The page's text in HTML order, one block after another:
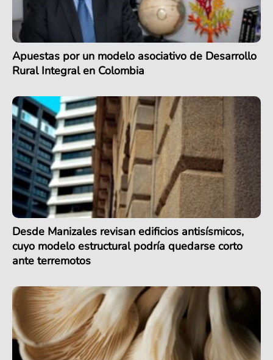
Apuestas por un modelo asociativo de Desarrollo
Rural Integral en Colombia
Desde Manizales revisan edificios antisísmicos,
cuyo modelo estructural podría quedarse corto
ante terremotos